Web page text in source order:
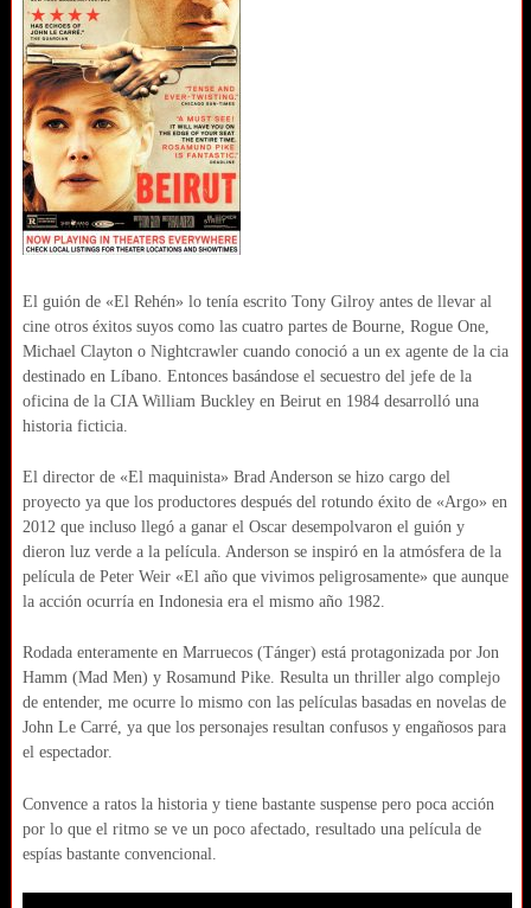
El guión de «El Rehén» lo tenía escrito Tony Gilroy antes de llevar al
cine otros éxitos suyos como las cuatro partes de Bourne, Rogue One,
Michael Clayton o Nightcrawler cuando conoció a un ex agente de la cia
destinado en Líbano. Entonces basándose el secuestro del jefe de la
oficina de la CIA William Buckley en Beirut en 1984 desarrolló una
historia ficticia.
El director de «El maquinista» Brad Anderson se hizo cargo del
proyecto ya que los productores después del rotundo éxito de «Argo» en
2012 que incluso llegó a ganar el Oscar desempolvaron el guión y
dieron luz verde a la película. Anderson se inspiró en la atmósfera de la
película de Peter Weir «El año que vivimos peligrosamente» que aunque
la acción ocurría en Indonesia era el mismo año 1982.
Rodada enteramente en Marruecos (Tánger) está protagonizada por Jon
Hamm (Mad Men) y Rosamund Pike. Resulta un thriller algo complejo
de entender, me ocurre lo mismo con las películas basadas en novelas de
John Le Carré, ya que los personajes resultan confusos y engañosos para
el espectador.
Convence a ratos la historia y tiene bastante suspense pero poca acción
por lo que el ritmo se ve un poco afectado, resultado una película de
espías bastante convencional.